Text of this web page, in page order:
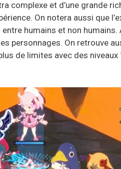
et d’une grande
On notera aussi que
humains et non
personnages. On retrouve
de limites avec des